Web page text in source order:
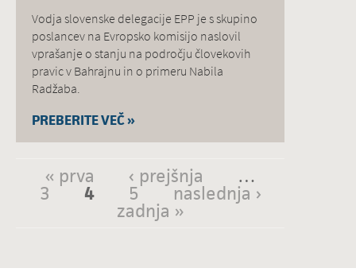
Vodja slovenske delegacije EPP je s skupino
poslancev na Evropsko komisijo naslovil
vprašanje o stanju na področju človekovih
pravic v Bahrajnu in o primeru Nabila
Radžaba.
PREBERITE VEČ »
Strani
« prva ‹ prejšnja …
3 4 5 naslednja ›
zadnja »